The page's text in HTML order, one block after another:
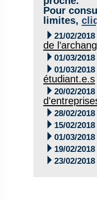
Pour
limites,
 21/02/2018
de
 01/03/2018
 01/03/2018
étudiant.e.s
 20/02/2018
 28/02/2018
 15/02/2018
 01/03/2018
 19/02/2018
 23/02/2018